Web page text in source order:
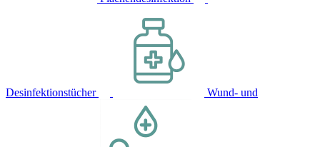
Desinfektionstücher Wund- und